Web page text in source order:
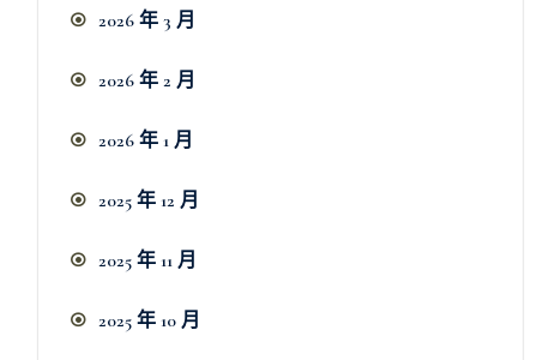
2026 年 3 月
2026 年 2 月
2026 年 1 月
2025 年 12 月
2025 年 11 月
2025 年 10 月